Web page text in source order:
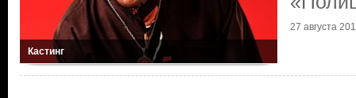
Кастинг
27 августа